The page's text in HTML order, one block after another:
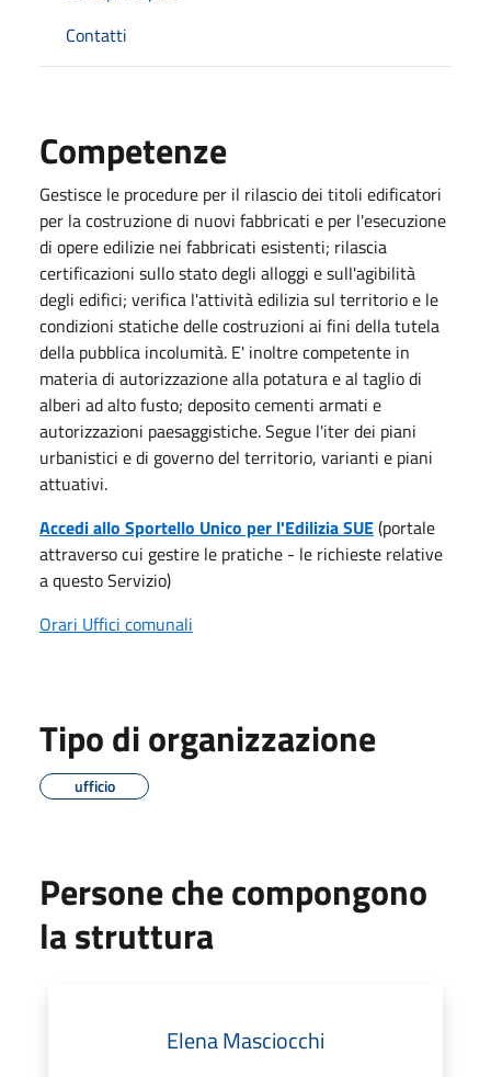
Contatti
Competenze
Gestisce le procedure per il rilascio dei titoli edificatori
per la costruzione di nuovi fabbricati e per l'esecuzione
di opere edilizie nei fabbricati esistenti; rilascia
certificazioni sullo stato degli alloggi e sull'agibilità
degli edifici; verifica l'attività edilizia sul territorio e le
condizioni statiche delle costruzioni ai fini della tutela
della pubblica incolumità. E' inoltre competente in
materia di autorizzazione alla potatura e al taglio di
alberi ad alto fusto; deposito cementi armati e
autorizzazioni paesaggistiche. Segue l'iter dei piani
urbanistici e di governo del territorio, varianti e piani
attuativi.
Accedi allo Sportello Unico per l'Edilizia SUE(portale
attraverso cui gestire le pratiche - le richieste relative
a questo Servizio)
Orari Uffici comunali
Tipo di organizzazione
ufficio
Persone che compongono
la struttura
Elena Masciocchi